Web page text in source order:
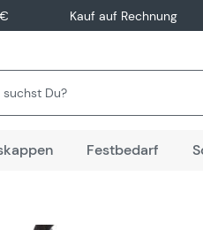
Kauf auf Rechnung
Festbedarf